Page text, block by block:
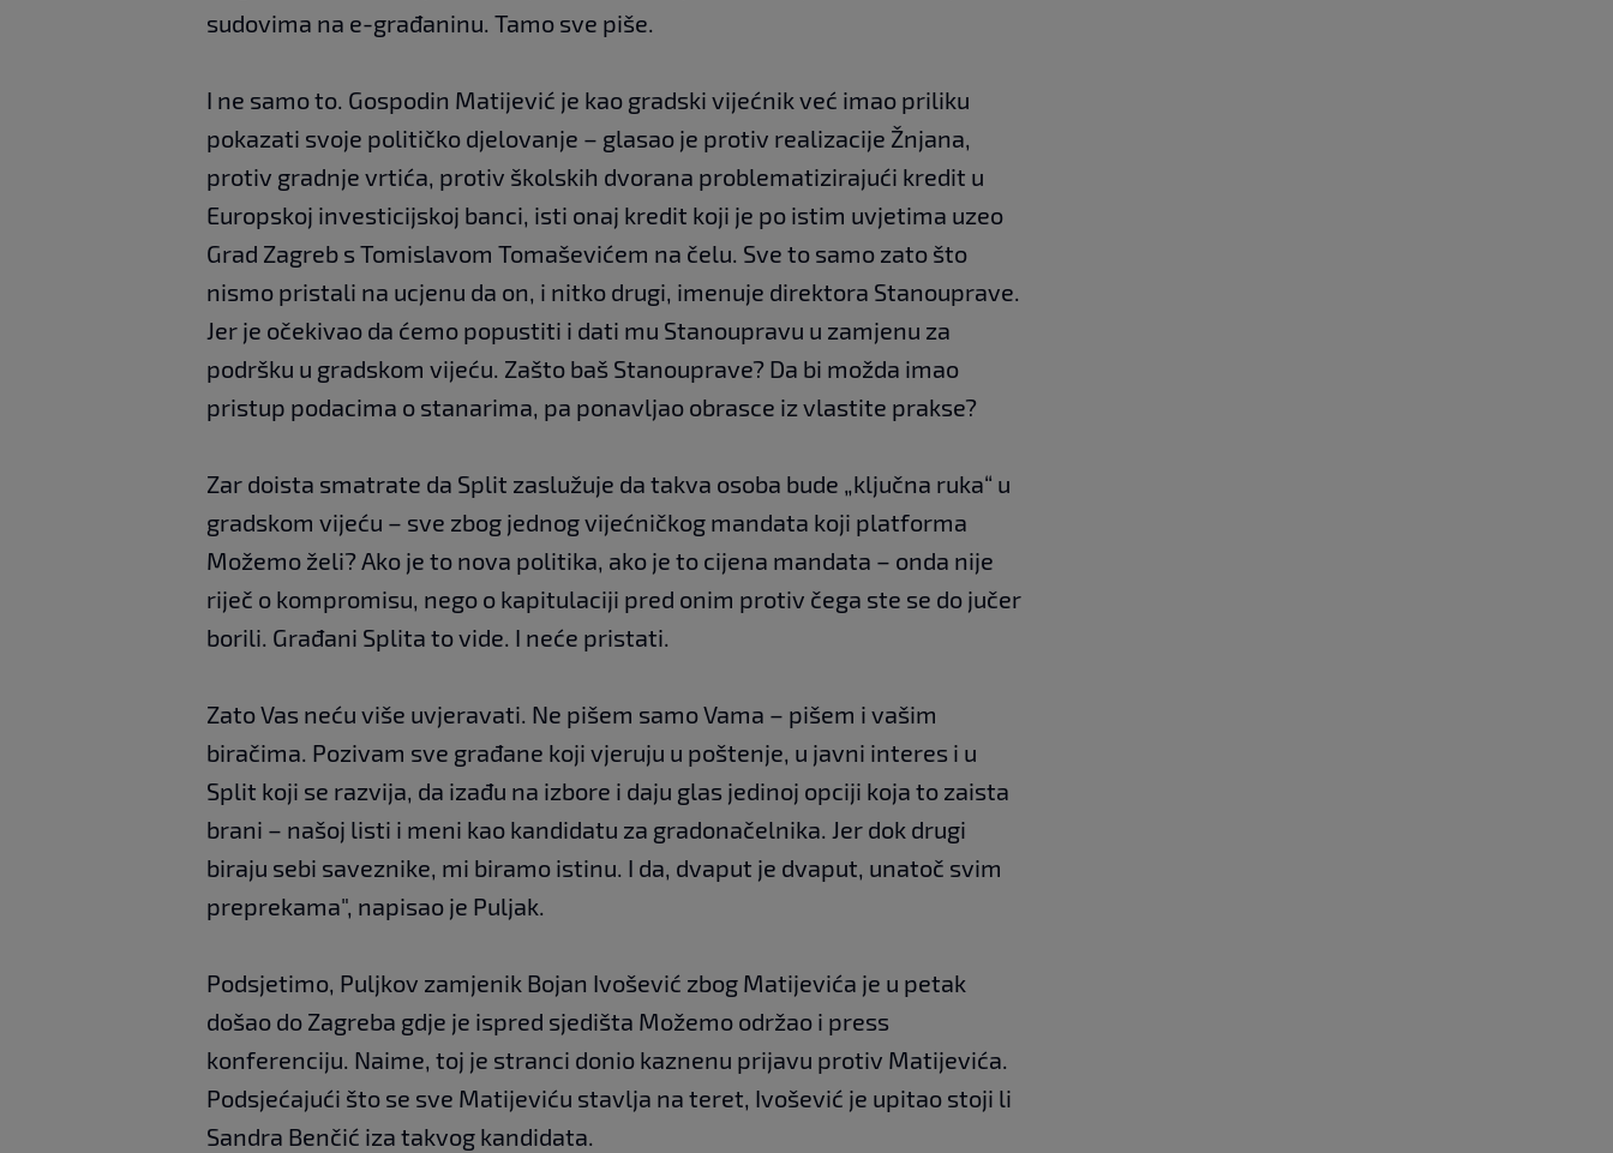
sudovima na e-građaninu. Tamo sve piše.
I ne samo to. Gospodin Matijević je kao gradski vijećnik već imao priliku
pokazati svoje političko djelovanje – glasao je protiv realizacije Žnjana,
protiv gradnje vrtića, protiv školskih dvorana problematizirajući kredit u
Europskoj investicijskoj banci, isti onaj kredit koji je po istim uvjetima uzeo
Grad Zagreb s Tomislavom Tomaševićem na čelu. Sve to samo zato što
nismo pristali na ucjenu da on, i nitko drugi, imenuje direktora Stanouprave.
Jer je očekivao da ćemo popustiti i dati mu Stanoupravu u zamjenu za
podršku u gradskom vijeću. Zašto baš Stanouprave? Da bi možda imao
pristup podacima o stanarima, pa ponavljao obrasce iz vlastite prakse?
Zar doista smatrate da Split zaslužuje da takva osoba bude „ključna ruka“ u
gradskom vijeću – sve zbog jednog vijećničkog mandata koji platforma
Možemo želi? Ako je to nova politika, ako je to cijena mandata – onda nije
riječ o kompromisu, nego o kapitulaciji pred onim protiv čega ste se do jučer
borili. Građani Splita to vide. I neće pristati.
Zato Vas neću više uvjeravati. Ne pišem samo Vama – pišem i vašim
biračima. Pozivam sve građane koji vjeruju u poštenje, u javni interes i u
Split koji se razvija, da izađu na izbore i daju glas jedinoj opciji koja to zaista
brani – našoj listi i meni kao kandidatu za gradonačelnika. Jer dok drugi
biraju sebi saveznike, mi biramo istinu. I da, dvaput je dvaput, unatoč svim
preprekama", napisao je Puljak.
Podsjetimo, Puljkov zamjenik Bojan Ivošević zbog Matijevića je u petak
došao do Zagreba gdje je ispred sjedišta Možemo održao i press
konferenciju. Naime, toj je stranci donio kaznenu prijavu protiv Matijevića.
Podsjećajući što se sve Matijeviću stavlja na teret, Ivošević je upitao stoji li
Sandra Benčić iza takvog kandidata.